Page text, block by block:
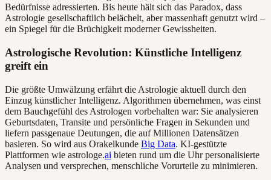
Bedürfnisse adressierten. Bis heute hält sich das Paradox, dass
Astrologie gesellschaftlich belächelt, aber massenhaft genutzt wird –
ein Spiegel für die Brüchigkeit moderner Gewissheiten.
Astrologische Revolution: Künstliche Intelligenz
greift ein
Die größte Umwälzung erfährt die Astrologie aktuell durch den
Einzug künstlicher Intelligenz. Algorithmen übernehmen, was einst
dem Bauchgefühl des Astrologen vorbehalten war: Sie analysieren
Geburtsdaten, Transite und persönliche Fragen in Sekunden und
liefern passgenaue Deutungen, die auf Millionen Datensätzen
basieren. So wird aus Orakelkunde Big Data. KI-gestützte
Plattformen wie astrologe.ai bieten rund um die Uhr personalisierte
Analysen und versprechen, menschliche Vorurteile zu minimieren.